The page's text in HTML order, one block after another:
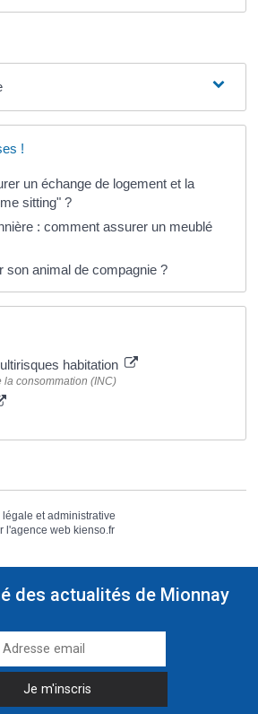
!
un échange de logement et la
sitting" ?
: comment assurer un meublé
son animal de compagnie ?
habitation
la consommation (INC)
et administrative
l'agence web kienso.fr
des actualités de Mionnay